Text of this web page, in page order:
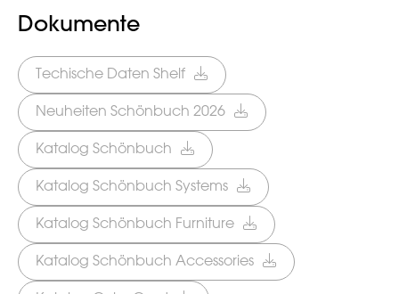
Dokumente
Techische Daten Shelf
Neuheiten Schönbuch 2026
Katalog Schönbuch
Katalog Schönbuch Systems
Katalog Schönbuch Furniture
Katalog Schönbuch Accessories